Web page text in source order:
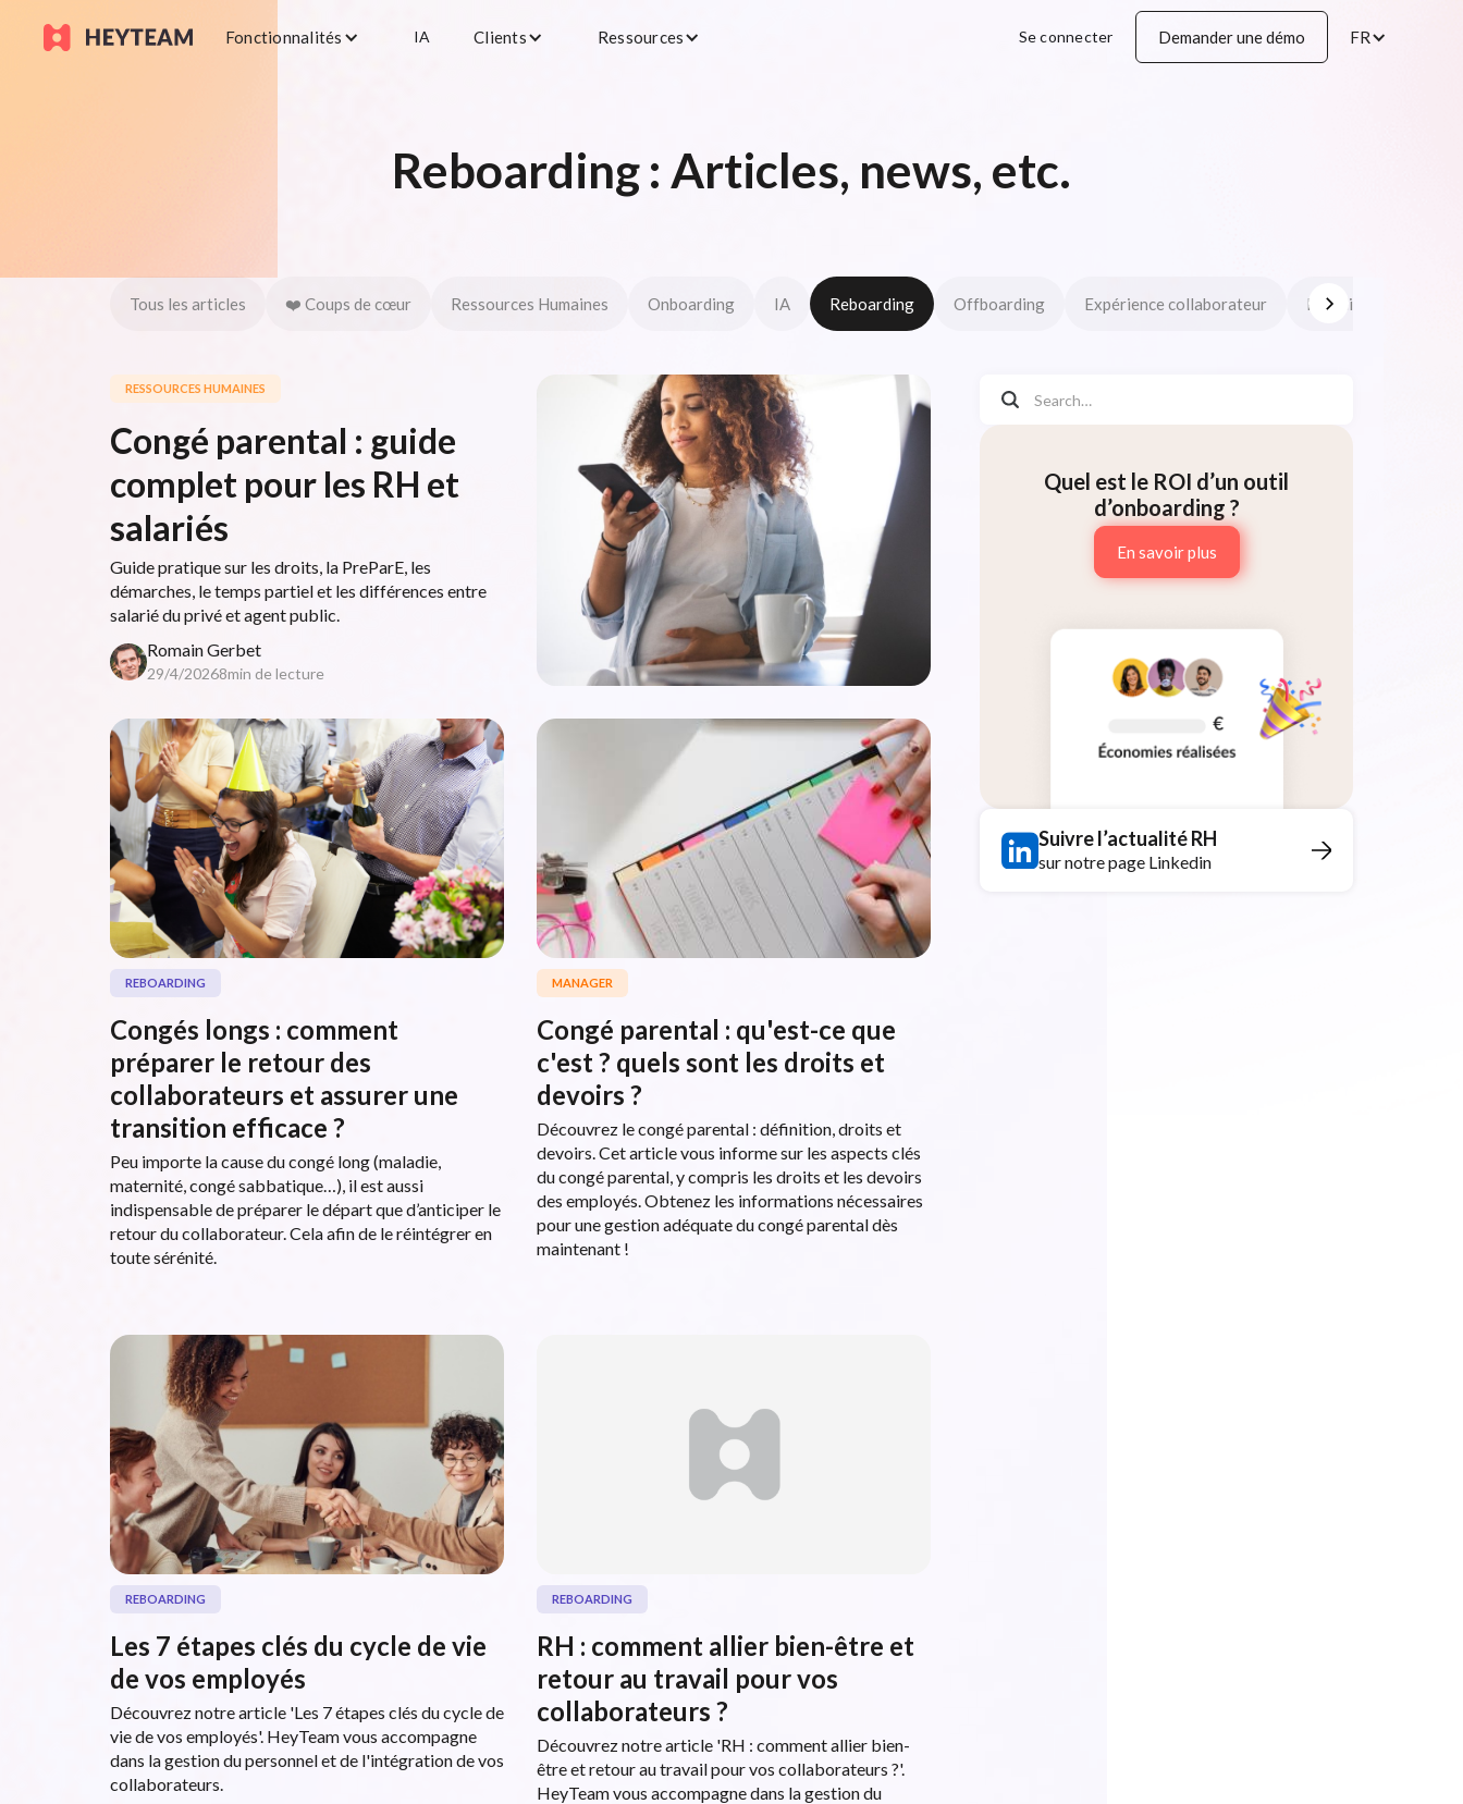
Fonctionnalités IA Clients Ressources Se connecter Demander une démo FR
Reboarding : Articles, news, etc.
Tous les articles ❤️ Coups de cœur Ressources Humaines Onboarding IA Reboarding Offboarding Expérience collaborateur Mobilité en
Quel est le ROI d’un outil
d’onboarding ?
En savoir plus
Suivre l’actualité RH
sur notre page Linkedin
RESSOURCES HUMAINES
Congé parental : guide
complet pour les RH et
salariés
Guide pratique sur les droits, la PreParE, les
démarches, le temps partiel et les différences entre
salarié du privé et agent public.
Romain Gerbet
29/4/20268min de lecture
REBOARDING
Congés longs : comment
préparer le retour des
collaborateurs et assurer une
transition efficace ?
Peu importe la cause du congé long (maladie,
maternité, congé sabbatique…), il est aussi
indispensable de préparer le départ que d’anticiper le
retour du collaborateur. Cela afin de le réintégrer en
toute sérénité.
MANAGER
Congé parental : qu'est-ce que
c'est ? quels sont les droits et
devoirs ?
Découvrez le congé parental : définition, droits et
devoirs. Cet article vous informe sur les aspects clés
du congé parental, y compris les droits et les devoirs
des employés. Obtenez les informations nécessaires
pour une gestion adéquate du congé parental dès
maintenant !
REBOARDING
Les 7 étapes clés du cycle de vie
de vos employés
Découvrez notre article 'Les 7 étapes clés du cycle de
vie de vos employés'. HeyTeam vous accompagne
dans la gestion du personnel et de l'intégration de vos
collaborateurs.
REBOARDING
RH : comment allier bien-être et
retour au travail pour vos
collaborateurs ?
Découvrez notre article 'RH : comment allier bien-
être et retour au travail pour vos collaborateurs ?'.
HeyTeam vous accompagne dans la gestion du